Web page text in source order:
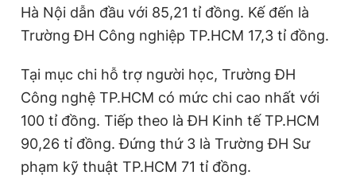
Hà Nội dẫn đầu với 85,21 tỉ đồng. Kế đến là
Trường ĐH Công nghiệp TP.HCM 17,3 tỉ đồng.
Tại mục chi hỗ trợ người học, Trường ĐH
Công nghệ TP.HCM có mức chi cao nhất với
100 tỉ đồng. Tiếp theo là ĐH Kinh tế TP.HCM
90,26 tỉ đồng. Đứng thứ 3 là Trường ĐH Sư
phạm kỹ thuật TP.HCM 71 tỉ đồng.